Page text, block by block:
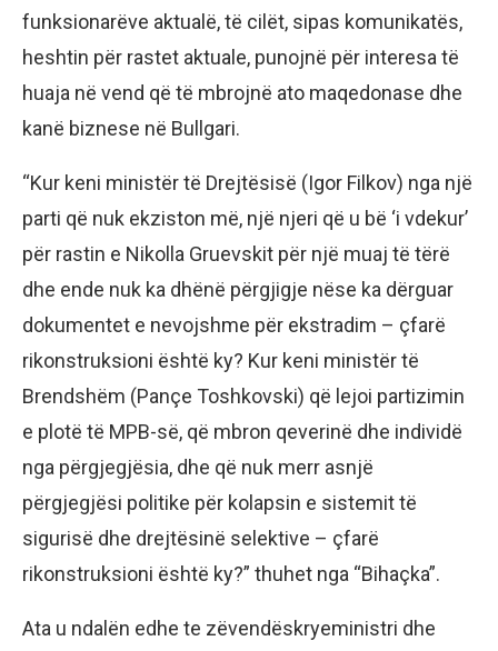
funksionarëve aktualë, të cilët, sipas komunikatës,
heshtin për rastet aktuale, punojnë për interesa të
huaja në vend që të mbrojnë ato maqedonase dhe
kanë biznese në Bullgari.
“Kur keni ministër të Drejtësisë (Igor Filkov) nga një
parti që nuk ekziston më, një njeri që u bë ‘i vdekur’
për rastin e Nikolla Gruevskit për një muaj të tërë
dhe ende nuk ka dhënë përgjigje nëse ka dërguar
dokumentet e nevojshme për ekstradim – çfarë
rikonstruksioni është ky? Kur keni ministër të
Brendshëm (Pançe Toshkovski) që lejoi partizimin
e plotë të MPB-së, që mbron qeverinë dhe individë
nga përgjegjësia, dhe që nuk merr asnjë
përgjegjësi politike për kolapsin e sistemit të
sigurisë dhe drejtësinë selektive – çfarë
rikonstruksioni është ky?” thuhet nga “Bihaçka”.
Ata u ndalën edhe te zëvendëskryeministri dhe